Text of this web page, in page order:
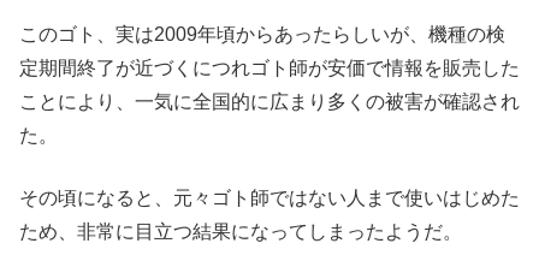
このゴト、実は2009年頃からあったらしいが、機種の検
定期間終了が近づくにつれゴト師が安価で情報を販売した
ことにより、一気に全国的に広まり多くの被害が確認され
た。
その頃になると、元々ゴト師ではない人まで使いはじめた
ため、非常に目立つ結果になってしまったようだ。